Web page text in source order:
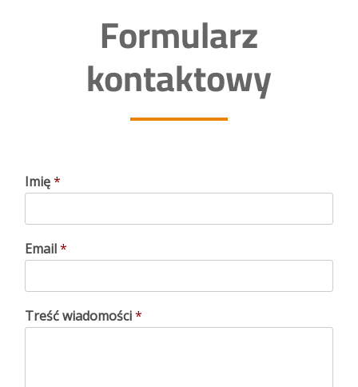
Formularz
kontaktowy
Imię*
w
i
d
m
Email*
Treść wiadomości*